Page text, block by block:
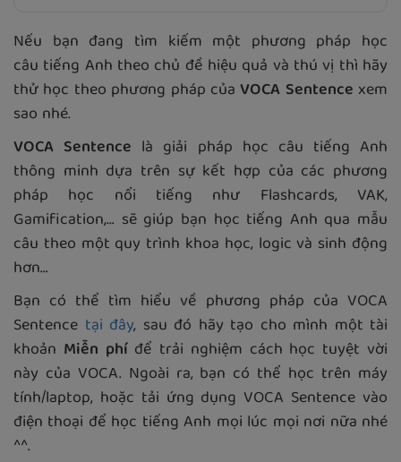
Nếu bạn đang tìm kiếm một phương pháp học
câu tiếng Anh theo chủ đề hiệu quả và thú vị thì hãy
thử học theo phương pháp củaVOCA Sentence xem
sao nhé.
VOCA Sentence là giải pháp học câu tiếng Anh
thông minh dựa trên sự kết hợp của các phương
pháp học nổi tiếng như Flashcards, VAK,
Gamification,... sẽ giúp bạn học tiếng Anh qua mẫu
câu theo một quy trình khoa học, logic và sinh động
hơn...
Bạn có thể tìm hiểu về phương pháp của VOCA
Sentence tại đây, sau đó hãy tạo cho mình một tài
khoản Miễn phíđể trải nghiệm cách học tuyệt vời
này của VOCA. Ngoài ra, bạn có thể học trên máy
tính/laptop, hoặc tải ứng dụng VOCA Sentence vào
điện thoại để học tiếng Anh mọi lúc mọi nơi nữa nhé
^^.